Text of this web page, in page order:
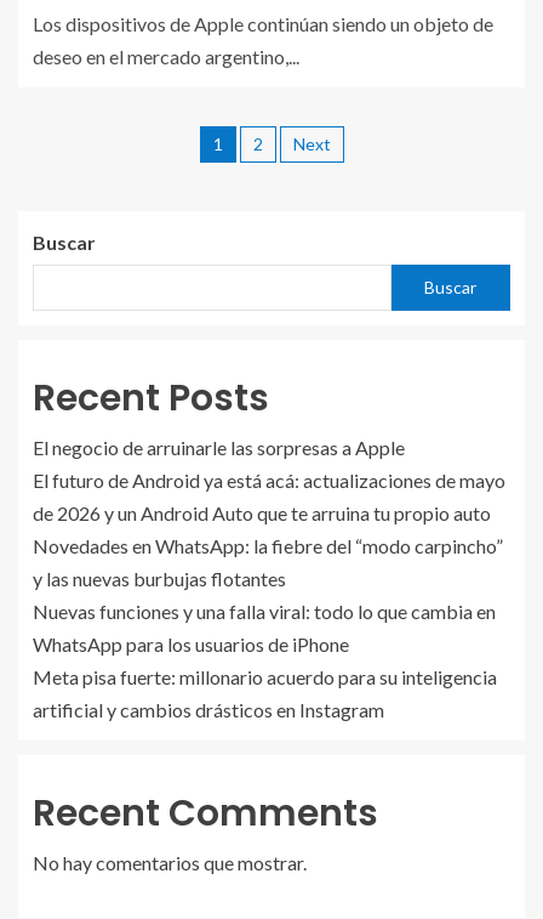
Los dispositivos de Apple continúan siendo un objeto de
deseo en el mercado argentino,...
1 2 Next
Buscar
Buscar
Recent Posts
El negocio de arruinarle las sorpresas a Apple
El futuro de Android ya está acá: actualizaciones de mayo
de 2026 y un Android Auto que te arruina tu propio auto
Novedades en WhatsApp: la fiebre del “modo carpincho”
y las nuevas burbujas flotantes
Nuevas funciones y una falla viral: todo lo que cambia en
WhatsApp para los usuarios de iPhone
Meta pisa fuerte: millonario acuerdo para su inteligencia
artificial y cambios drásticos en Instagram
Recent Comments
No hay comentarios que mostrar.